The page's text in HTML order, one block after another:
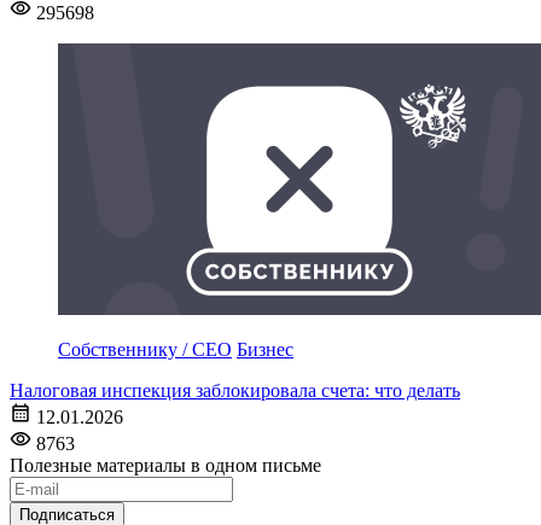
295698
Собственнику / CEO Бизнес
Налоговая инспекция заблокировала счета: что делать
12.01.2026
8763
Полезные материалы в одном письме
Подписаться